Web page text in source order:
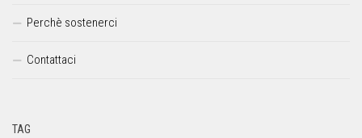
Perchè sostenerci
Contattaci
TAG